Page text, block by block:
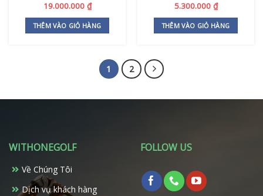
19.000.000 ₫
THÊM VÀO GIỎ HÀNG
5.300.000 ₫
THÊM VÀO GIỎ HÀNG
1 2
WITHONEGOLF
Về Chúng Tôi
Dịch vụ khách hàng
FOLLOW US